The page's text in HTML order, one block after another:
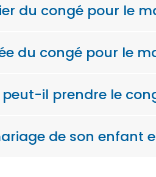
du congé pour le
du congé pour le
il prendre le
de son enfant